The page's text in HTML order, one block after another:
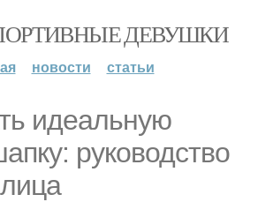
ДЕВУШКИ
новости статьи
идеальную
руководство